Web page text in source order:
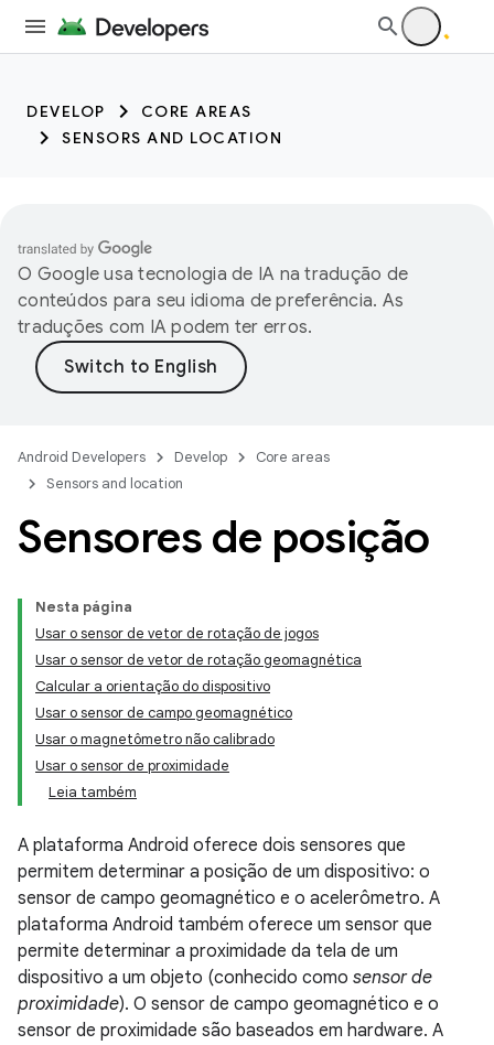
trait:citc trait:citc
DEVELOP
CORE AREAS
SENSORS AND LOCATION
O Google usa tecnologia de IA na tradução de
conteúdos para seu idioma de preferência. As
traduções com IA podem ter erros.
Android Developers Develop
Core areas
Sensors and location
Sensores de posição
Nesta página
Usar o sensor de vetor de rotação de jogos
Usar o sensor de vetor de rotação geomagnética
Calcular a orientação do dispositivo
Usar o sensor de campo geomagnético
Usar o magnetômetro não calibrado
Usar o sensor de proximidade
Leia também
A plataforma Android oferece dois sensores que
permitem determinar a posição de um dispositivo: o
sensor de campo geomagnético e o acelerômetro. A
plataforma Android também oferece um sensor que
permite determinar a proximidade da tela de um
dispositivo a um objeto (conhecido como sensor de
proximidade). O sensor de campo geomagnético e o
sensor de proximidade são baseados em hardware. A